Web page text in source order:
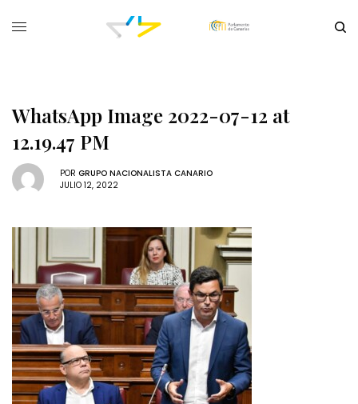
WhatsApp Image 2022-07-12 at
12.19.47 PM
POR GRUPO NACIONALISTA CANARIO
JULIO 12, 2022